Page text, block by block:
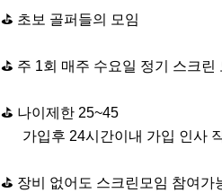
⛳ 초보 골퍼들의 모임
⛳ 주 1회 매주 수요일 정기 스크린
⛳ 나이제한 25~45
⛳ 장비 없어도 스크린모임 참여가